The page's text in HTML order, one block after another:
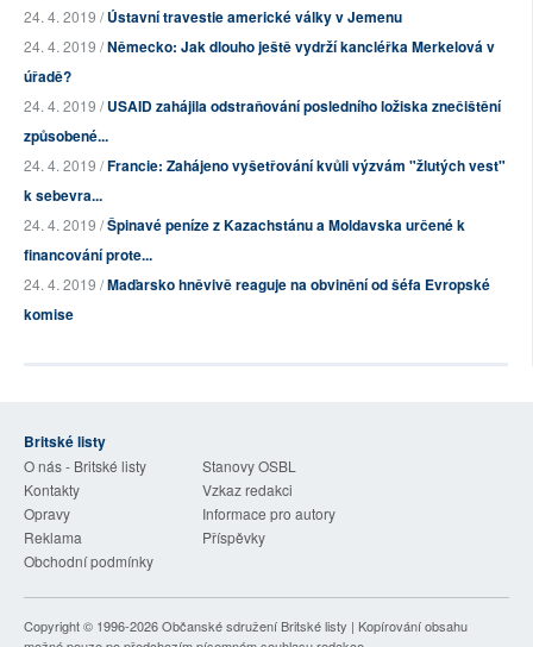
24. 4. 2019 /Ústavní travestie americké války v Jemenu
24. 4. 2019 /Německo: Jak dlouho ještě vydrží kancléřka Merkelová v
úřadě?
24. 4. 2019 /USAID zahájila odstraňování posledního ložiska znečištění
způsobené...
24. 4. 2019 /Francie: Zahájeno vyšetřování kvůli výzvám "žlutých vest"
k sebevra...
24. 4. 2019 /Špinavé peníze z Kazachstánu a Moldavska určené k
financování prote...
24. 4. 2019 /Maďarsko hněvivě reaguje na obvinění od šéfa Evropské
komise
Britské listy
O nás - Britské listy
Stanovy OSBL
Kontakty
Vzkaz redakci
Opravy
Informace pro autory
Reklama
Příspěvky
Obchodní podmínky
Copyright © 1996-2026Občanské sdružení Britské listy | Kopírování obsahu